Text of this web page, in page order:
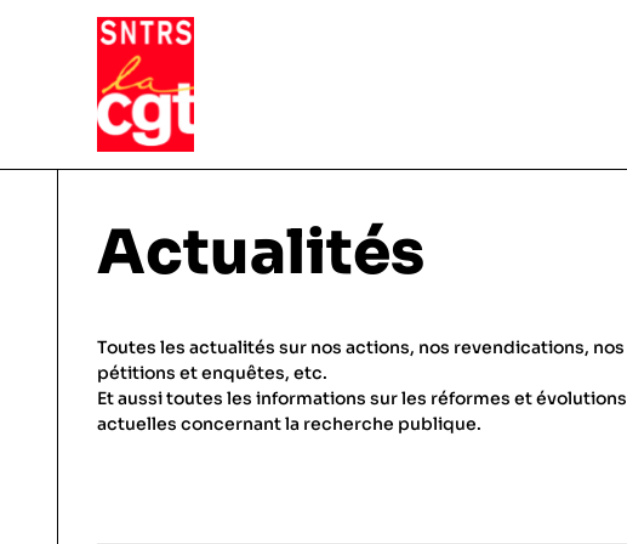
VIE DU SYNDICAT
Pourquoi et comment Adhérer
Notre fonctionnement
THÉMATIQUES
Conditions de travail
Actualités
Toutes les actualités sur nos actions, nos revendications, nos
pétitions et enquêtes, etc.
Et aussi toutes les informations sur les réformes et évolutions
actuelles concernant la recherche publique.